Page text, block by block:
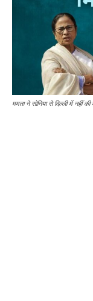
ममता ने सोनिया से दिल्ली में नहीं की